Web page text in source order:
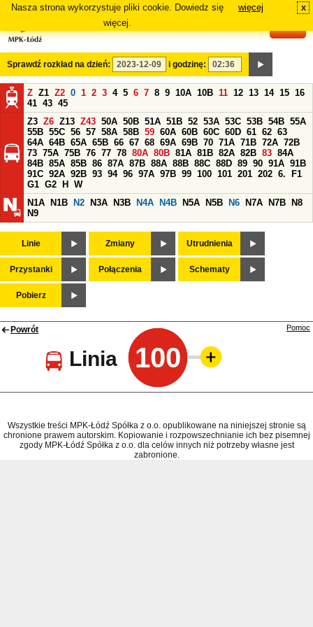
Nasza strona wykorzystuje pliki cookie. Dowiedz się
więcej.
więcej x
Sprawdź rozkład na dzień: i godzinę:
Z Z1 Z2 0 1 2 3 4 5 6 7 8 9 10A 10B 11 12 13 14 15 16
41 43 45
Z3 Z6 Z13 Z43 50A 50B 51A 51B 52 53A 53C 53B 54B 55A
55B 55C 56 57 58A 58B 59 60A 60B 60C 60D 61 62 63
64A 64B 65A 65B 66 67 68 69A 69B 70 71A 71B 72A 72B
73 75A 75B 76 77 78 80A 80B 81A 81B 82A 82B 83 84A
84B 85A 85B 86 87A 87B 88A 88B 88C 88D 89 90 91A 91B
91C 92A 92B 93 94 96 97A 97B 99 100 101 201 202 6.
F1
G1 G2 H
W
N1A
N1B N2 N3A N3B N4A N4B N5A N5B N6 N7A N7B
N8
N9
Linie Zmiany Utrudnienia
Przystanki Połączenia Schematy
Pobierz
Powrót
Linia 100
Pomoc
Wszystkie treści MPK-Łódź Spółka z o.o. opublikowane na niniejszej stronie są
chronione prawem autorskim. Kopiowanie i rozpowszechnianie ich bez pisemnej
zgody MPK-Łódź Spółka z o.o. dla celów innych niż potrzeby własne jest
zabronione.